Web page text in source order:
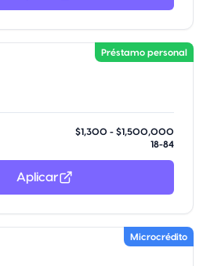
Préstamo personal
$1,300 - $1,500,000
18-84
Aplicar
Microcrédito